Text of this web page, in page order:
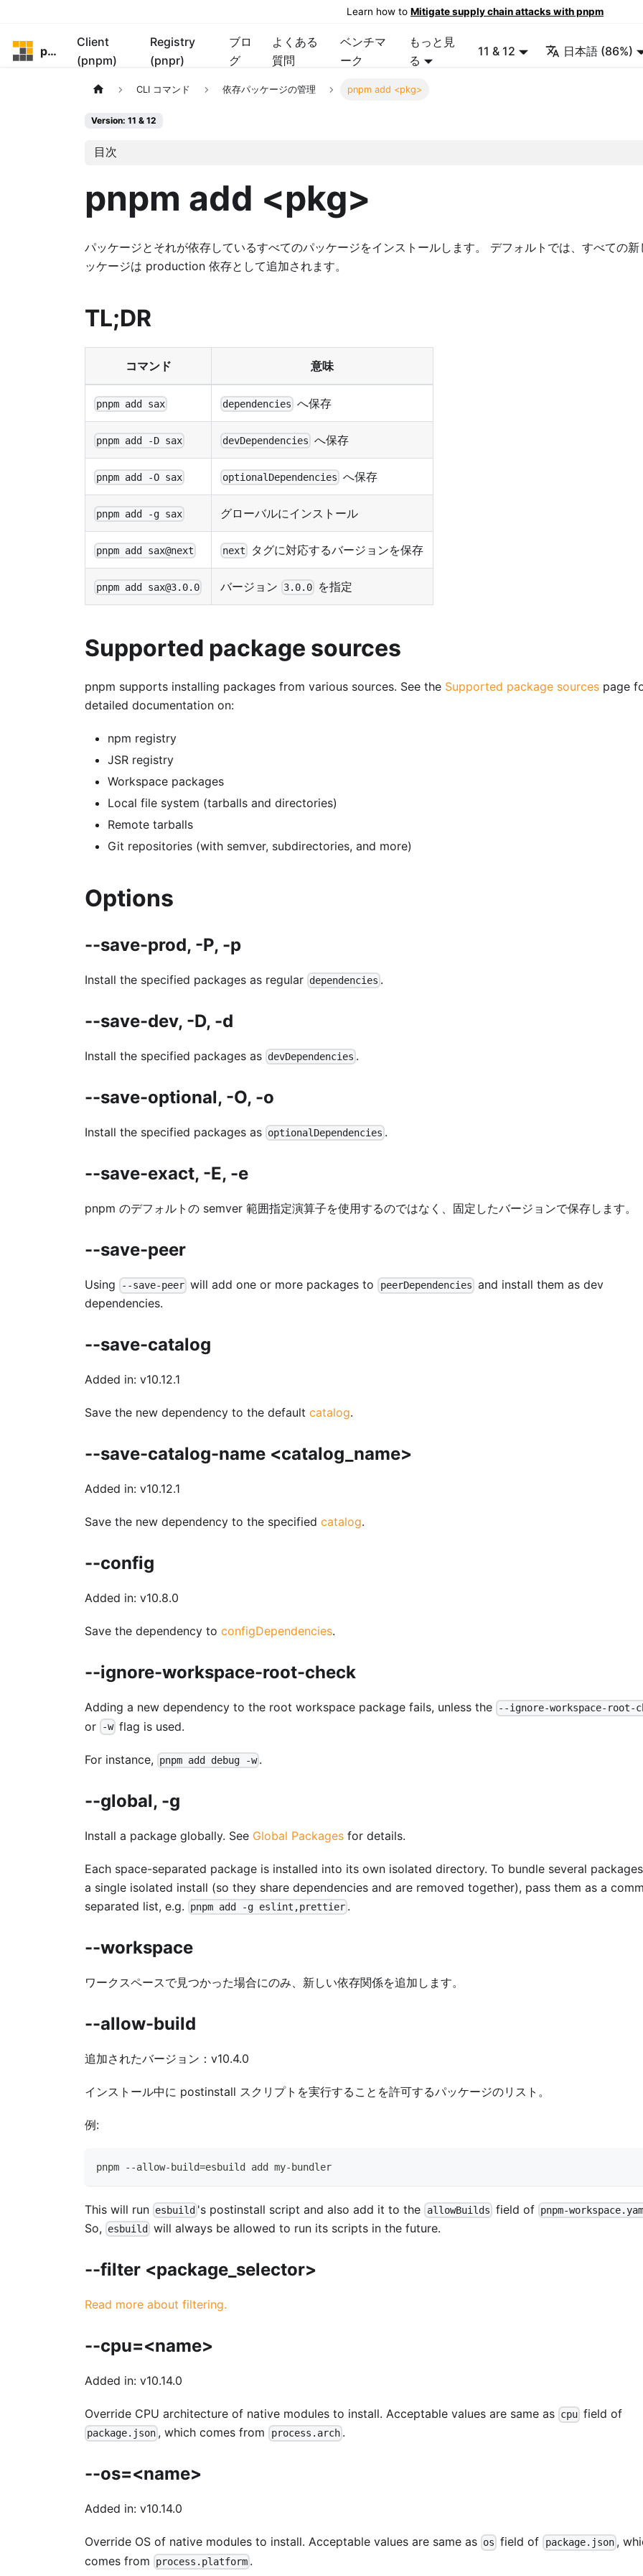
Learn how to Mitigate supply chain attacks with pnpm
pnpm
Client
(pnpm)
Registry
(pnpr)
ブロ
グ
よくある
質問
ベンチマ
ーク
もっと見
る
11 & 12 日本語 (86%)
CLI コマンド 依存パッケージの管理 pnpm add <pkg>
Version: 11 & 12
目次
pnpm add <pkg>
パッケージとそれが依存しているすべてのパッケージをインストールします。 デフォルトでは、すべての新
ッケージは production 依存として追加されます。
TL;DR
コマンド 意味
pnpm add sax dependencies へ保存
pnpm add -D sax devDependencies へ保存
pnpm add -O sax optionalDependencies へ保存
pnpm add -g sax グローバルにインストール
pnpm add sax@next next タグに対応するバージョンを保存
pnpm add sax@3.0.0 バージョン 3.0.0 を指定
Supported package sources
pnpm supports installing packages from various sources. See the Supported package sources page
detailed documentation on:
npm registry
JSR registry
Workspace packages
Local file system (tarballs and directories)
Remote tarballs
Git repositories (with semver, subdirectories, and more)
Options
--save-prod, -P, -p
Install the specified packages as regular dependencies .
--save-dev, -D, -d
Install the specified packages as devDependencies .
--save-optional, -O, -o
Install the specified packages as optionalDependencies .
--save-exact, -E, -e
pnpm のデフォルトの semver 範囲指定演算子を使用するのではなく、固定したバージョンで保存します。
--save-peer
Using --save-peer will add one or more packages to peerDependencies and install them as dev
dependencies.
--save-catalog
Added in: v10.12.1
Save the new dependency to the default catalog.
--save-catalog-name <catalog_name>
Added in: v10.12.1
Save the new dependency to the specified catalog.
--config
Added in: v10.8.0
Save the dependency to configDependencies.
--ignore-workspace-root-check
Adding a new dependency to the root workspace package fails, unless the --ignore-workspace-root-
or -w flag is used.
For instance, pnpm add debug -w .
--global, -g
Install a package globally. See Global Packages for details.
Each space-separated package is installed into its own isolated directory. To bundle several
a single isolated install (so they share dependencies and are removed together), pass them as a
separated list, e.g.
pnpm add -g eslint,prettier .
--workspace
ワークスペースで見つかった場合にのみ、新しい依存関係を追加します。
--allow-build
追加されたバージョン：v10.4.0
インストール中に postinstall スクリプトを実行することを許可するパッケージのリスト。
例:
pnpm --allow-build=esbuild add my-bundler
This will run esbuild 's postinstall script and also add it to the allowBuilds field of pnpm-
So, esbuild will always be allowed to run its scripts in the future.
--filter <package_selector>
Read more about filtering.
--cpu=<name>
Added in: v10.14.0
Override CPU architecture of native modules to install. Acceptable values are same as cpu field of
package.json , which comes from process.arch.
--os=<name>
Added in: v10.14.0
Override OS of native modules to install. Acceptable values are same as os field of package.json,
comes from
process.platform .